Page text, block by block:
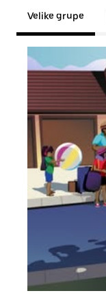
Velike grupe